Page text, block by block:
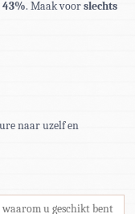
43%. Maak voorslechts
naar uzelf en